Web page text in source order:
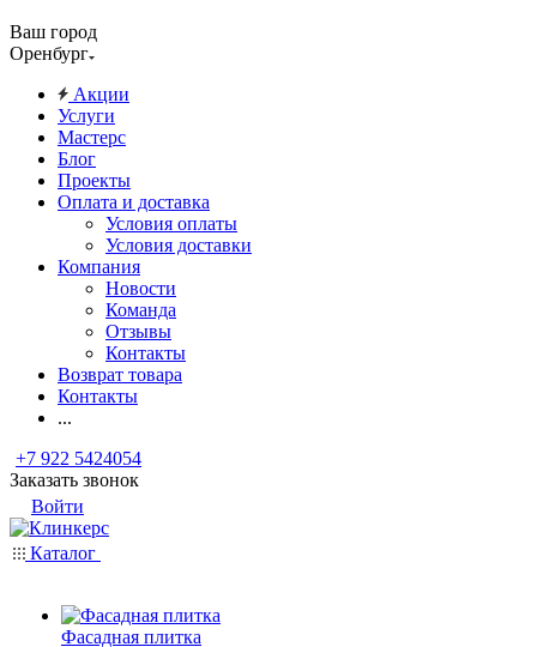
Ваш город
Оренбург
Акции
Услуги
Мастерс
Блог
Проекты
Оплата и доставка
Условия оплаты
Условия доставки
Компания
Новости
Команда
Отзывы
Контакты
Возврат товара
Контакты
...
+7 922 5424054
Заказать звонок
Войти
Каталог
Фасадная плитка